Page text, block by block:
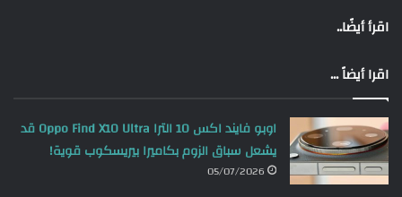
اقرأ أيضًا..
اقرا أيضاً ...
اوبو فايند اكس 10 الترا Oppo Find X10 Ultra قد
يشعل سباق الزوم بكاميرا بيريسكوب قوية!
05/07/2026